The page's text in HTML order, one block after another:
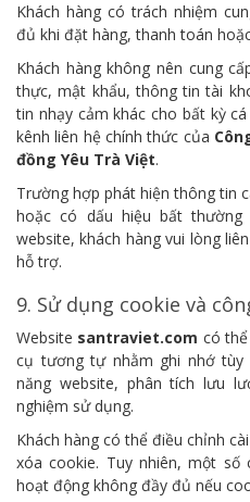
Khách hàng có trách nhiệm
đủ khi đặt hàng, thanh toán
Khách hàng không nên cung
thực, mật khẩu, thông tin tài
tin nhạy cảm khác cho bất kỳ
kênh liên hệ chính thức của
đồng Yêu Trà Việt.
Trường hợp phát hiện thông tin
hoặc có dấu hiệu bất
website, khách hàng vui lòng
hỗ trợ.
9. Sử dụng cookie và
Website santraviet.com có
cụ tương tự nhằm ghi nhớ tùy
năng website, phân tích lưu
nghiệm sử dụng.
Khách hàng có thể điều chỉnh
xóa cookie. Tuy nhiên, một
hoạt động không đầy đủ nếu